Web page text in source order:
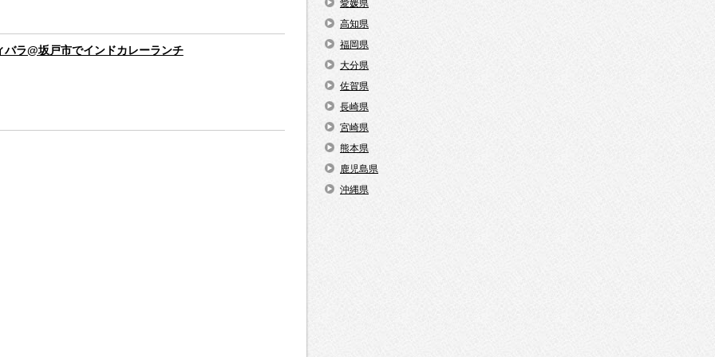
バラ@坂戸市でインドカレーランチ
愛媛県
高知県
福岡県
大分県
佐賀県
長崎県
宮崎県
熊本県
鹿児島県
沖縄県